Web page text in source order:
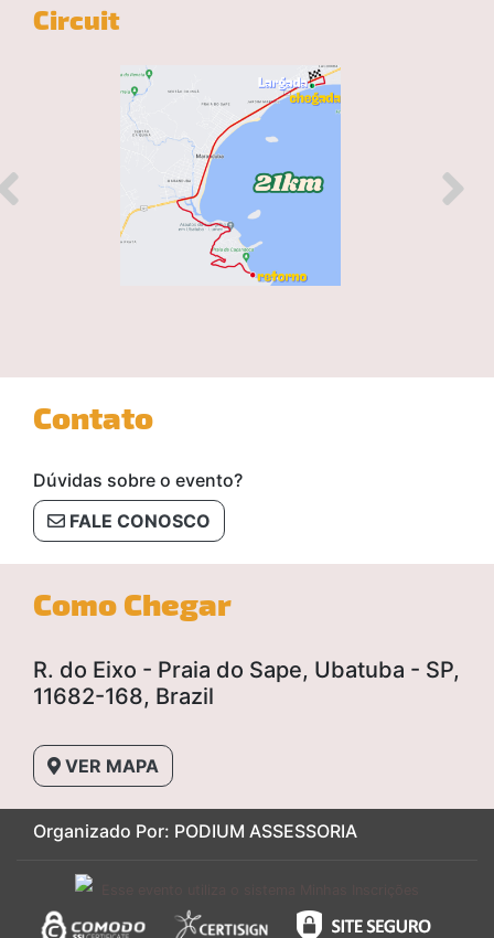
Circuit
Contato
Dúvidas sobre o evento?
FALE CONOSCO
Como Chegar
R. do Eixo - Praia do Sape, Ubatuba - SP,
11682-168, Brazil
VER MAPA
Organizado Por: PODIUM ASSESSORIA